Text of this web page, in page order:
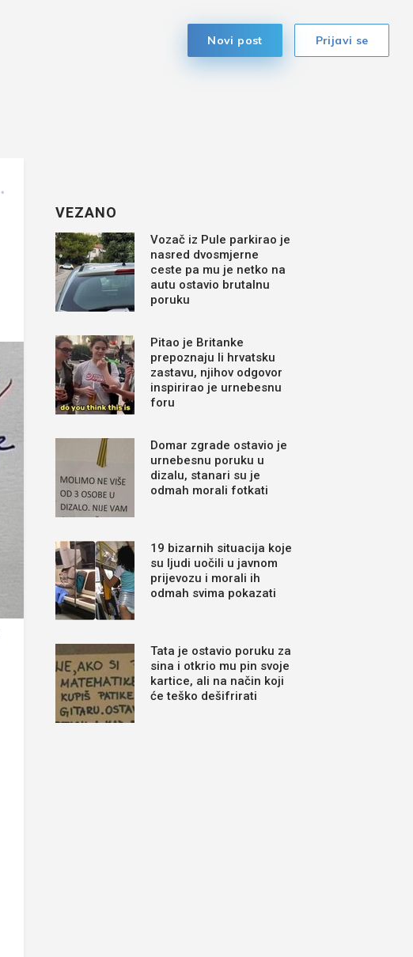
Prijavi se
Novi post
VEZANO
Vozač iz Pule parkirao je
nasred dvosmjerne
ceste pa mu je netko na
autu ostavio brutalnu
poruku
Pitao je Britanke
prepoznaju li hrvatsku
zastavu, njihov odgovor
inspirirao je urnebesnu
foru
Domar zgrade ostavio je
urnebesnu poruku u
dizalu, stanari su je
odmah morali fotkati
19 bizarnih situacija koje
su ljudi uočili u javnom
prijevozu i morali ih
odmah svima pokazati
Tata je ostavio poruku za
sina i otkrio mu pin svoje
kartice, ali na način koji
će teško dešifrirati